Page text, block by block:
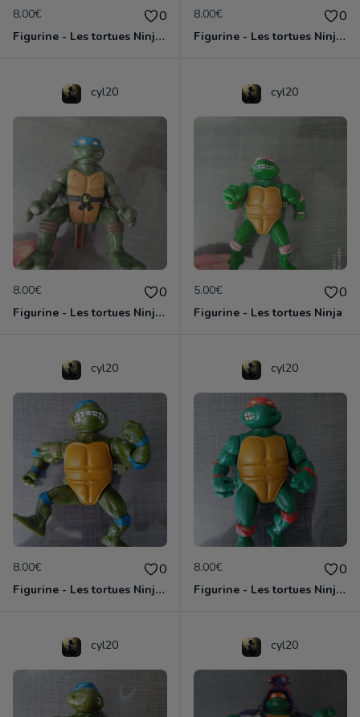
8.00€ 0
Figurine - Les tortues Ninja - Donatello
8.00€ 0
Figurine - Les tortues Ninja - Raphael
cyl20
8.00€ 0
Figurine - Les tortues Ninja - Leonardo
cyl20
5.00€ 0
Figurine - Les tortues Ninja
cyl20
8.00€ 0
Figurine - Les tortues Ninja - Leonardo
cyl20
8.00€ 0
Figurine - Les tortues Ninja - Michaelangelo
cyl20 cyl20